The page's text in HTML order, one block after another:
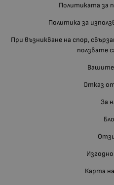
Политиката за
Политика за
При възникване на спор,
ползвате
Вашите
Отказ
За
Карта